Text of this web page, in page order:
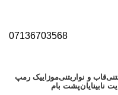
07136703568
قاب و نواربتنیموزاییک رمپ
نابینایانپشت بام